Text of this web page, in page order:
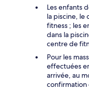
Les enfants
la piscine, le
fitness ; les
dans la
centre de
Pour les
effectuées
arrivée, au
confirmation